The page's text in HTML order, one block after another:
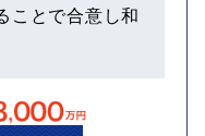
ことで合意し和